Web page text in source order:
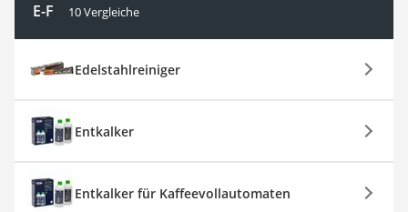
E-F 10 Vergleiche
Edelstahlreiniger
Entkalker
Entkalker für Kaffeevollautomaten